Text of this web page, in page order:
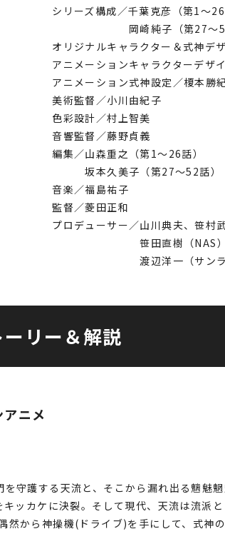
シリーズ構成／千葉克彦（第1～26
岡崎純子（第27～52
オリジナルキャラクター＆式神デ
アニメーションキャラクターデザ
アニメーション式神設定／榎本勝
美術監督／小川由紀子
色彩設計／村上智美
音響監督／藤野貞義
編集／山森重之（第1～26話）
坂本久美子（第27～52話）
音楽／福島祐子
監督／菱田正和
プロデューサー／山川典夫、笹村
笹田直樹（NAS）
渡辺洋一（サンライ
ーリー＆解説
ニメ
守護する天流と、そこから漏れ出る魑魅
ッカケに決裂。そして現代、天流は流派
から神操機(ドライブ)を手にして、式神